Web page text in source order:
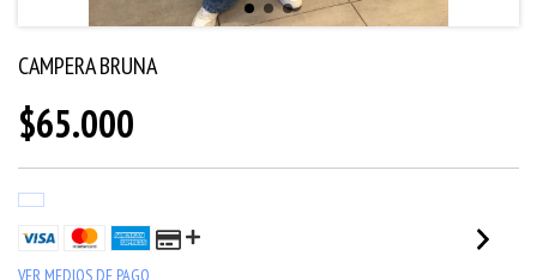
CAMPERA BRUNA
$65.000
VER MEDIOS DE PAGO